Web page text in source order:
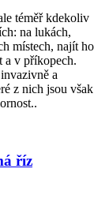
téměř kdekoliv
na lukách,
místech, najít ho
a v příkopech.
a
z nich jsou však
říz